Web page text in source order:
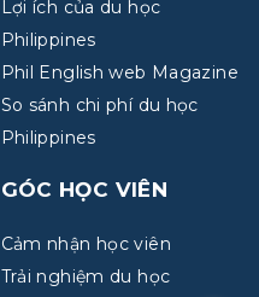
Lợi ích của du học
Philippines
Phil English web Magazine
So sánh chi phí du học
Philippines
GÓC HỌC VIÊN
Cảm nhận học viên
Trải nghiệm du học